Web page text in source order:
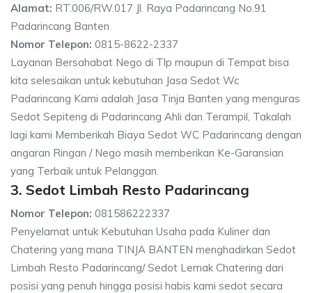
Alamat: RT.006/RW.017 Jl. Raya Padarincang No.91
Padarincang Banten
Nomor Telepon: 0815-8622-2337
Layanan Bersahabat Nego di Tlp maupun di Tempat bisa
kita selesaikan untuk kebutuhan Jasa Sedot Wc
Padarincang Kami adalah Jasa Tinja Banten yang menguras
Sedot Sepiteng di Padarincang Ahli dan Terampil, Takalah
lagi kami Memberikah Biaya Sedot WC Padarincang dengan
angaran Ringan / Nego masih memberikan Ke-Garansian
yang Terbaik untuk Pelanggan.
3. Sedot Limbah Resto Padarincang
Nomor Telepon: 081586222337
Penyelamat untuk Kebutuhan Usaha pada Kuliner dan
Chatering yang mana TINJA BANTEN menghadirkan Sedot
Limbah Resto Padarincang/ Sedot Lemak Chatering dari
posisi yang penuh hingga posisi habis kami sedot secara